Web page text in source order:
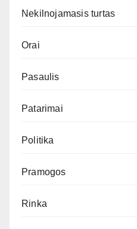
Nekilnojamasis turtas
Orai
Pasaulis
Patarimai
Politika
Pramogos
Rinka